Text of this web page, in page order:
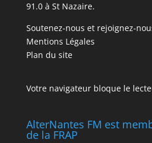
91.0 à St Nazaire.
Soutenez-nous et rejoignez-
Mentions Légales
Plan du site
Votre navigateur bloque le
AlterNantes FM est
de la FRAP